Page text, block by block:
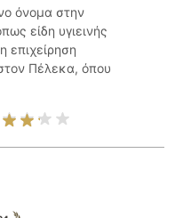
όνομα στην
είδη υγιεινής
επιχείρηση
Πέλεκα, όπου